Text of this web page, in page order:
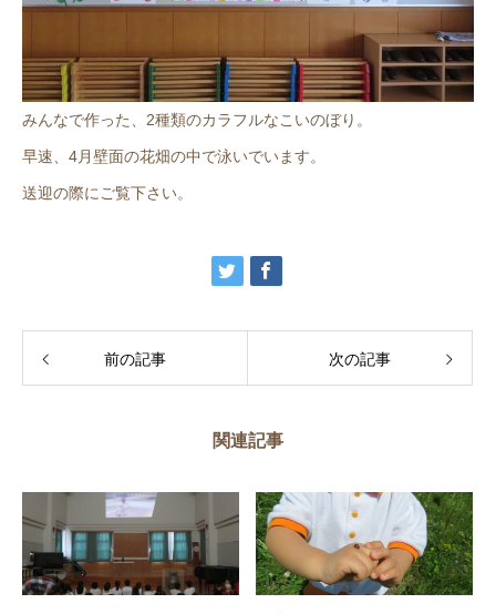
みんなで作った、2種類のカラフルなこいのぼり。
早速、4月壁面の花畑の中で泳いでいます。
送迎の際にご覧下さい。
前の記事 次の記事
関連記事